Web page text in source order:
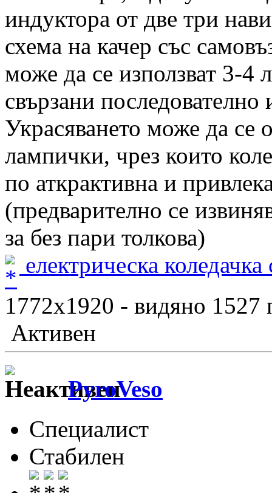
индуктора от две три
схема на качер със
може да се използват 3-4
свързани
Украсяването може да се
лампички, чрез които
по аткрактивна и
(предварително се
за без пари толкова)
електрическа
1772x1920 - видяно 1527
Активен
PyroVeso
Специалист
Стабилен